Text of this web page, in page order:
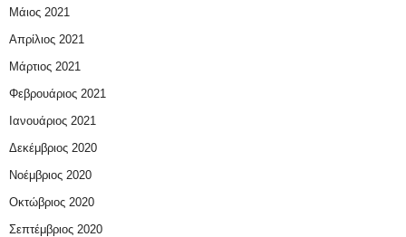
Μάιος 2021
Απρίλιος 2021
Μάρτιος 2021
Φεβρουάριος 2021
Ιανουάριος 2021
Δεκέμβριος 2020
Νοέμβριος 2020
Οκτώβριος 2020
Σεπτέμβριος 2020